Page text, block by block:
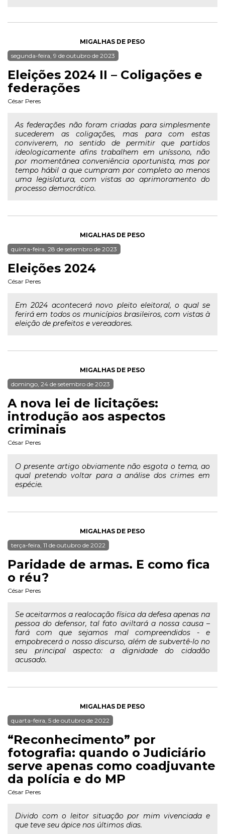
MIGALHAS DE PESO
segunda-feira, 9 de outubro de 2023
Eleições 2024 II – Coligações e
federações
César Peres
As federações não foram criadas para simplesmente
sucederem as coligações, mas para com estas
conviverem, no sentido de permitir que partidos
ideologicamente afins trabalhem em uníssono, não
por momentânea conveniência oportunista, mas por
tempo hábil a que cumpram por completo ao menos
uma legislatura, com vistas ao aprimoramento do
processo democrático.
MIGALHAS DE PESO
quinta-feira, 28 de setembro de 2023
Eleições 2024
César Peres
Em 2024 acontecerá novo pleito eleitoral, o qual se
ferirá em todos os municípios brasileiros, com vistas à
eleição de prefeitos e vereadores.
MIGALHAS DE PESO
domingo, 24 de setembro de 2023
A nova lei de licitações:
introdução aos aspectos
criminais
César Peres
O presente artigo obviamente não esgota o tema, ao
qual pretendo voltar para a análise dos crimes em
espécie.
MIGALHAS DE PESO
terça-feira, 11 de outubro de 2022
Paridade de armas. E como fica
o réu?
César Peres
Se aceitarmos a realocação física da defesa apenas na
pessoa do defensor, tal fato aviltará a nossa causa –
fará com que sejamos mal compreendidos - e
empobrecerá o nosso discurso, além de subvertê-lo no
seu principal aspecto: a dignidade do cidadão
acusado.
MIGALHAS DE PESO
quarta-feira, 5 de outubro de 2022
“Reconhecimento” por
fotografia: quando o Judiciário
serve apenas como coadjuvante
da polícia e do MP
César Peres
Divido com o leitor situação por mim vivenciada e
que teve seu ápice nos últimos dias.